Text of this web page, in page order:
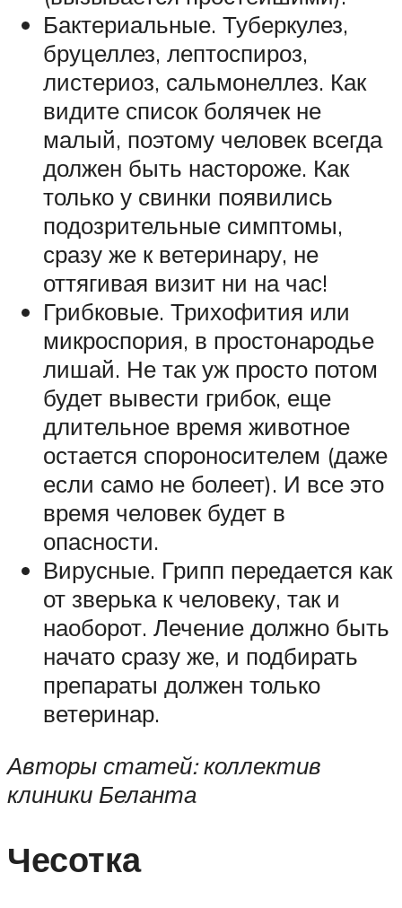
Бактериальные. Туберкулез,
бруцеллез, лептоспироз,
листериоз, сальмонеллез. Как
видите список болячек не
малый, поэтому человек всегда
должен быть настороже. Как
только у свинки появились
подозрительные симптомы,
сразу же к ветеринару, не
оттягивая визит ни на час!
Грибковые. Трихофития или
микроспория, в простонародье
лишай. Не так уж просто потом
будет вывести грибок, еще
длительное время животное
остается спороносителем (даже
если само не болеет). И все это
время человек будет в
опасности.
Вирусные. Грипп передается как
от зверька к человеку, так и
наоборот. Лечение должно быть
начато сразу же, и подбирать
препараты должен только
ветеринар.
Авторы статей: коллектив
клиники Беланта
Чесотка